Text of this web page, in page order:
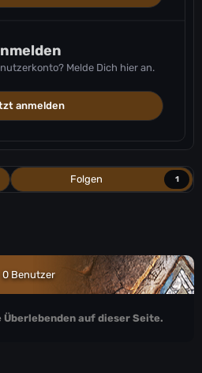
Melde Dich hier an.
anmelden
Folgen 1
0 Benutzer
auf dieser Seite.